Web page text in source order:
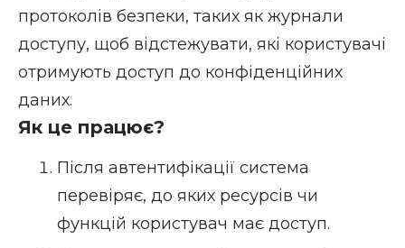
протоколів безпеки, таких як журнали
доступу, щоб відстежувати, які користувачі
отримують доступ до конфіденційних
даних.
Як це працює?
Після автентифікації система
перевіряє, до яких ресурсів чи
функцій користувач має доступ.